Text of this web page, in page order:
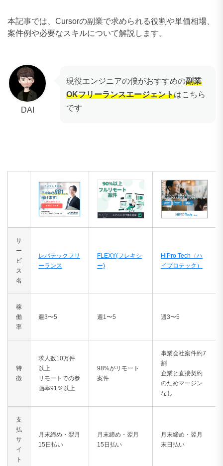
本記事では、Cursorの副業で求められる役割や単価相場、
案件例や必要なスキルについて解説します。
DAI
現役エンジニアの僕がおすすめの副業
OKフリーランスエージェントはこちら
です
サ
ー
ビ
ス
名
レバテックフリ
ーランス
FLEXY(フレキシ
ー)
HiPro Tech（ハ
イプロテック）
稼
働
率
週3〜5 週1〜5 週3〜5
特
徴
求人数10万件
以上
リモートでの参
画率91％以上
98%がリモート
案件
事業会社案件約7
割
企業と直接契約
のためマージン
なし
支
払
サ
イ
ト
月末締め・翌月
15日払い
月末締め・翌月
15日払い
月末締め・翌月
末日払い